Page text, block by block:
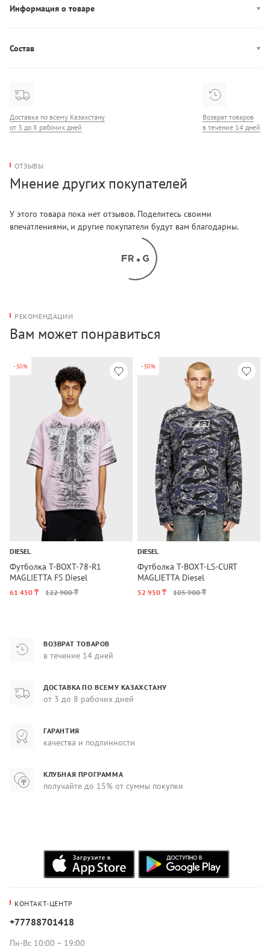
Информация о товаре
Состав
Доставка по всему Казахстану
от 3 до 8 рабочих дней
Возврат товаров
в течение 14 дней
ОТЗЫВЫ
Мнение других покупателей
У этого товара пока нет отзывов. Поделитесь своими
впечатлениями, и другие покупатели будут вам благодарны.
РЕКОМЕНДАЦИИ
Вам может понравиться
-50%
DIESEL
Футболка T-BOXT-78-R1
MAGLIETTA FS Diesel
61 450 ₸ 122 900 ₸
-50%
DIESEL
Футболка T-BOXT-LS-CURT
MAGLIETTA Diesel
52 950 ₸ 105 900 ₸
ВОЗВРАТ ТОВАРОВ
в течение 14 дней
ДОСТАВКА ПО ВСЕМУ КАЗАХСТАНУ
от 3 до 8 рабочих дней
ГАРАНТИЯ
качества и подлинности
КЛУБНАЯ ПРОГРАММА
получайте до 15% от суммы покупки
КОНТАКТ-ЦЕНТР
+77788701418
Пн-Вс 10:00 – 19:00